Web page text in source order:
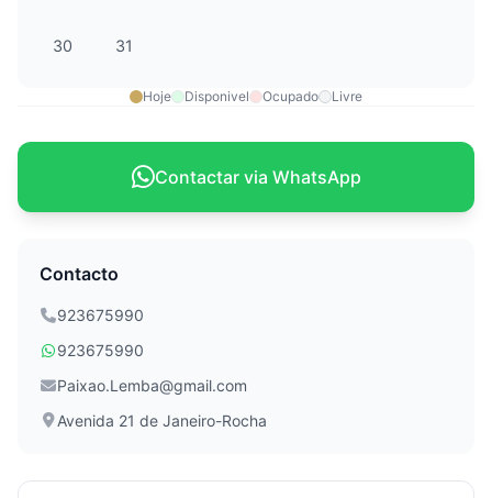
30 31
Hoje Disponivel Ocupado Livre
Contactar via WhatsApp
Contacto
923675990
923675990
Paixao.Lemba@gmail.com
Avenida 21 de Janeiro-Rocha